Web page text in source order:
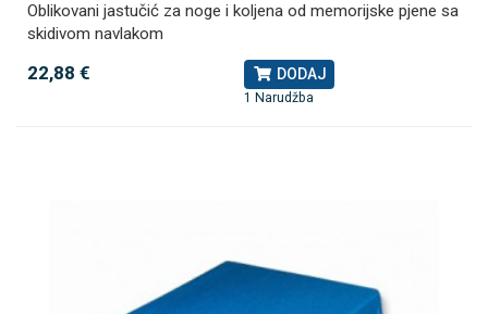
Oblikovani jastučić za noge i koljena od memorijske pjene sa
skidivom navlakom
22,88 € DODAJ
1 Narudžba